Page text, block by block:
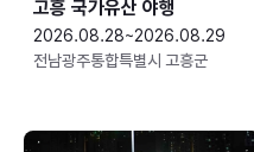
고흥 국가유산 야행
2026.08.28~2026.08.29
전남광주통합특별시 고흥군